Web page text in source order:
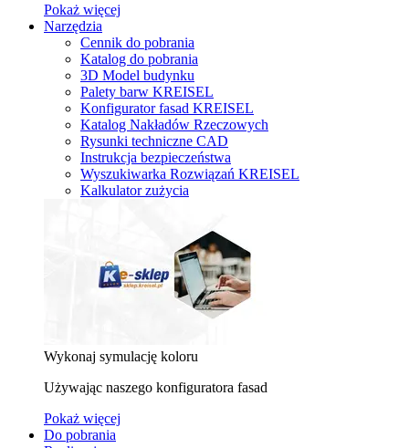
Pokaż więcej
Narzędzia
Cennik do pobrania
Katalog do pobrania
3D Model budynku
Palety barw KREISEL
Konfigurator fasad KREISEL
Katalog Nakładów Rzeczowych
Rysunki techniczne CAD
Instrukcja bezpieczeństwa
Wyszukiwarka Rozwiązań KREISEL
Kalkulator zużycia
Wykonaj symulację koloru
Używając naszego konfiguratora fasad
Pokaż więcej
Do pobrania